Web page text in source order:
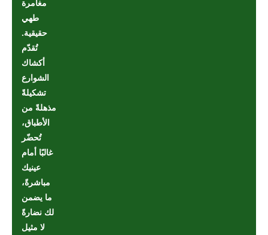
مغامرة
طهي
حقيقية.
تُقدّم
أكشاك
الشوارع
تشكيلةً
مذهلةً من
الأطباق،
تُحضّر
غالبًا أمام
عينيك
مباشرةً،
ما يضمن
لك نضارةً
لا مثيل